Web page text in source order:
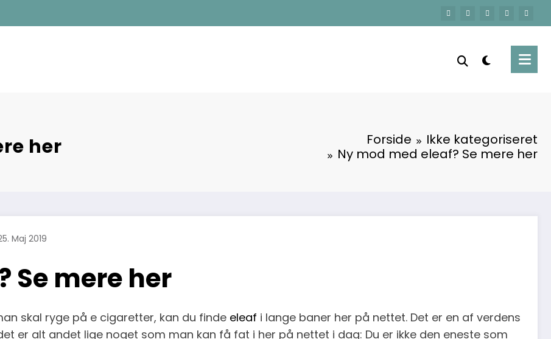
her Forside
Ikke kategoriseret
Ny mod med eleaf? Se mere her
Maj 2019
Se mere her
skal ryge på e cigaretter, kan du finde eleaf i lange baner her på nettet. Det er en af verdens
er alt andet lige noget som man kan få fat i her på nettet i dag: Du er ikke den eneste som